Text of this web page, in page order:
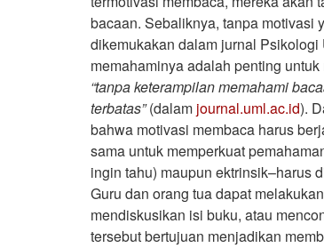
bacaan. Sebaliknya, tanpa motivasi
dikemukakan dalam jurnal
memahaminya adalah penting
“tanpa keterampilan memahami
terbatas”(dalam journal.uml.ac.id).
bahwa motivasi membaca harus
sama untuk memperkuat
ingin tahu) maupun ektrinsik–harus
Guru dan orang tua dapat
mendiskusikan isi buku, atau
tersebut bertujuan menjadikan